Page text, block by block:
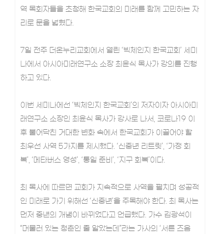
역 목회자들을 초청해 한국교회의 미래를 함께 고민하는 자
리로 문을 넓혔다.
7일 전주 더온누리교회에서 열린 ‘빅체인지 한국교회’ 세미
나에서 아시아미래연구소 소장 최윤식 목사가 강의를 진행
하고 있다.
이번 세미나에선 ‘빅체인지 한국교회’의 저자이자 아시아미
래연구소 소장인 최윤식 목사가 강사로 나서, 코로나19 이
후 불어닥친 거대한 변화 속에서 한국교회가 이끌어야 할
최우선 사역 5가지를 제시했다. ‘신중년 리트릿’, ‘가정 회
복’, ‘메타버스 영성’, ‘통일 준비’, ‘지구 회복’이다.
최 목사에 따르면 교회가 지속적으로 사역을 펼치며 성공적
인 미래로 가기 위해선 ‘신중년’을 주목해야 한다. 최 목사는
먼저 중년의 개념이 바뀌었다고 언급했다. 가수 김광석이
“머물러 있는 청춘인 줄 알았는데”라는 가사의 ‘서른 즈음